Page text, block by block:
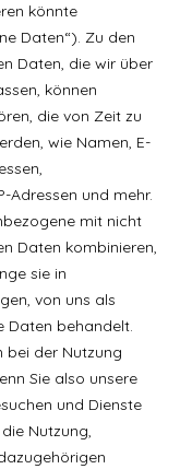
könnte
Daten“). Zu den
Daten, die wir über
können
die von Zeit zu
wie Namen, E-
Adressen und mehr.
mit nicht
Daten kombinieren,
sie in
von uns als
Daten behandelt.
bei der Nutzung
Sie also unsere
und Dienste
Nutzung,